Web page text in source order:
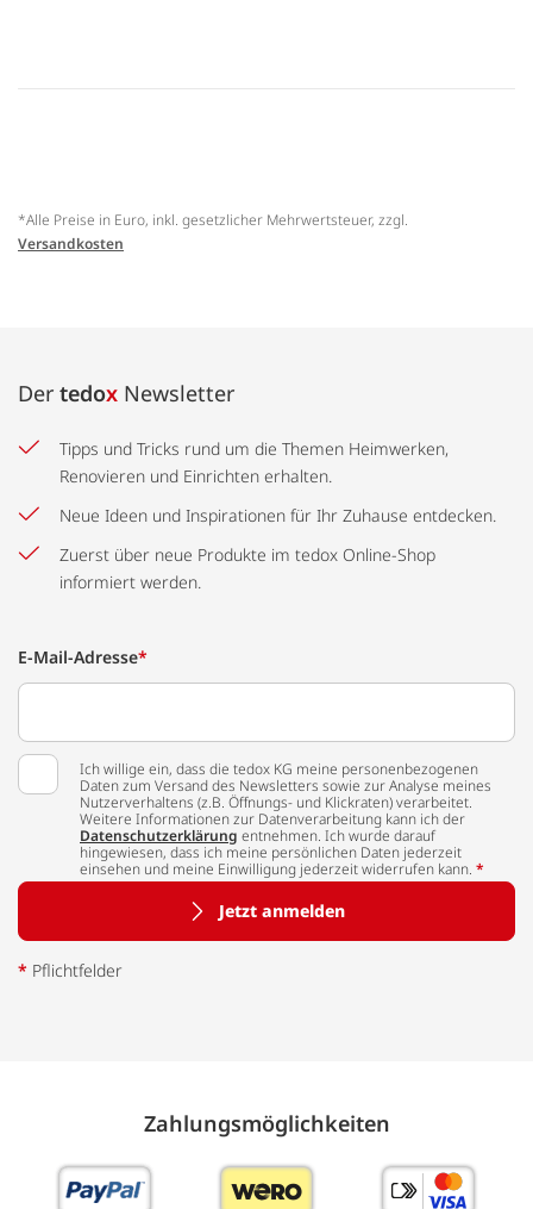
*Alle Preise in Euro, inkl. gesetzlicher Mehrwertsteuer, zzgl.
Versandkosten
Der tedox Newsletter
Tipps und Tricks rund um die Themen Heimwerken,
Renovieren und Einrichten erhalten.
Neue Ideen und Inspirationen für Ihr Zuhause entdecken.
Zuerst über neue Produkte im tedox Online-Shop
informiert werden.
E-Mail-Adresse*
Ich willige ein, dass die tedox KG meine personenbezogenen
Daten zum Versand des Newsletters sowie zur Analyse meines
Nutzerverhaltens (z.B. Öffnungs- und Klickraten) verarbeitet.
Weitere Informationen zur Datenverarbeitung kann ich der
Datenschutzerklärung entnehmen. Ich wurde darauf
hingewiesen, dass ich meine persönlichen Daten jederzeit
einsehen und meine Einwilligung jederzeit widerrufen kann. *
Jetzt anmelden
* Pflichtfelder
Zahlungs­möglich­keiten